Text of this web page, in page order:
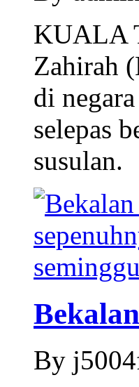
KUALA
Zahirah
di
selepas
susulan.
By